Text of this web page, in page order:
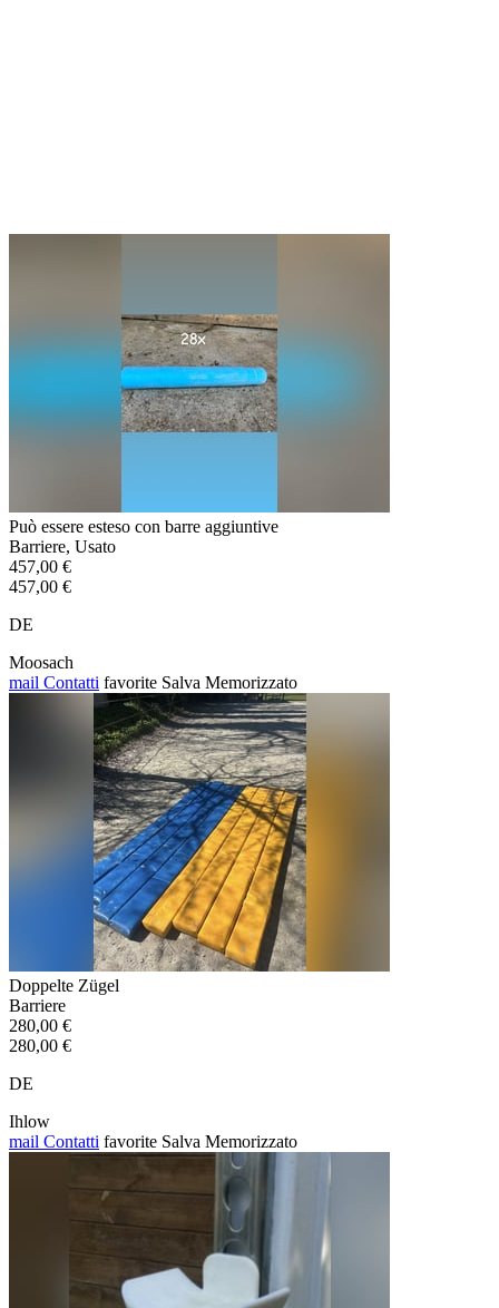
Può essere esteso con barre aggiuntive
Barriere, Usato
457,00 €
457,00 €
DE
Moosach
mail Contatti favorite Salva Memorizzato
Doppelte Zügel
Barriere
280,00 €
280,00 €
DE
Ihlow
mail Contatti favorite Salva Memorizzato